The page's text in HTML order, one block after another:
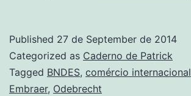
Published 27 de September de 2014
Categorized as Caderno de Patrick
Tagged BNDES, comércio internacional
Embraer, Odebrecht